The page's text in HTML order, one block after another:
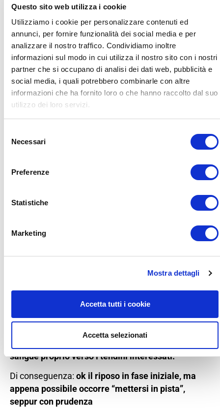
Questo sito web utilizza i cookie
Utilizziamo i cookie per personalizzare contenuti ed
annunci, per fornire funzionalità dei social media e per
analizzare il nostro traffico. Condividiamo inoltre
informazioni sul modo in cui utilizza il nostro sito con i nostri
partner che si occupano di analisi dei dati web, pubblicità e
social media, i quali potrebbero combinarle con altre
informazioni che ha fornito loro o che hanno raccolto dal suo
utilizzo dei loro servizi.
delNecessari
Preferenze
Statistiche
Marketing
Mostra dettagli
Accetta tutti i cookie
Accetta selezionati
Per fare questo, ci sono unaserie di consigli che
ora ti illustrerò: questi consigli non ti liberano dal
problema da un giorno all’altro, ma fanno in modo
che i tempi di recupero siano quelli strettamente
necessari.
Purtroppo il concetto di “strettamente necessario” è
molto variabile da soggetto a soggetto.
Consiglio #1: riposo? Si, ma non
del tutto
Il riposo è una tecnica che può funzionare per
10-
15 giorni al massimo, dopo di che è addirittura
Tutte le linee guida uscite negli ultimi anni sui dolori
ferme e a riposo le strutture
strutture
tendini del gomito hanno.
sangue proprio verso i tendini interessati.
Di conseguenza: ok il riposo in fase iniziale, ma
appena possibile occorre “mettersi in pista”,
seppur con prudenza